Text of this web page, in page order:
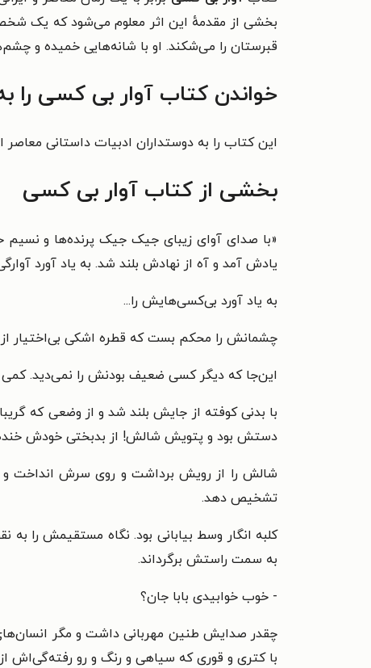
بخشی از مقدمهٔ این اثر معلوم می‌شود که یک
قبرستان را می‌شکند. او با شانه‌هایی خمیده و
خواندن کتاب آوار بی کسی را
این کتاب را به دوستداران ادبیات داستانی
بخشی از کتاب آوار بی کسی
«با صدای آوای زیبای جیک جیک پرنده‌ها و نسیم
یادش آمد و آه از نهادش بلند شد. به یاد آورد
به یاد آورد بی‌کسی‌هایش را...
چشمانش را محکم بست که قطره اشکی بی‌اختیار
این‌جا که دیگر کسی ضعیف بودنش را نمی‌دید.
با بدنی کوفته از جایش بلند شد و از وضعی که
دستش بود و پتویش شالش! از بدبختی خودش
شالش را از رویش برداشت و روی سرش انداخت و
تشخیص دهد.
کلبه انگار وسط بیابانی بود. نگاه مستقیمش را
به سمت راستش برگرداند.
- خوب خوابیدی بابا جان؟
چقدر صدایش طنین مهربانی داشت و مگر
با کتری و قوری که سیاهی و رنگ و رو رفته‌گی‌اش